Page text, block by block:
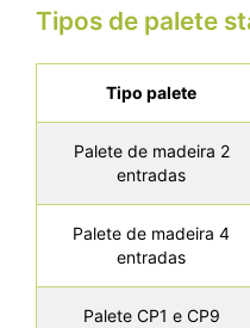
Tipos de palete
Tipo palete
Palete de madeira 2
entradas
Palete de madeira 4
entradas
Palete CP1 e CP9